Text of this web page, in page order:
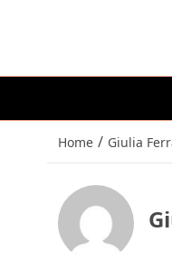
Home / Giulia